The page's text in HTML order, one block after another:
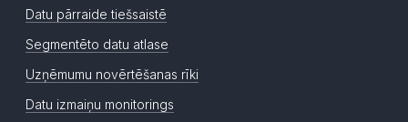
Datu pārraide tiešsaistē
Segmentēto datu atlase
Uzņēmumu novērtēšanas rīki
Datu izmaiņu monitorings